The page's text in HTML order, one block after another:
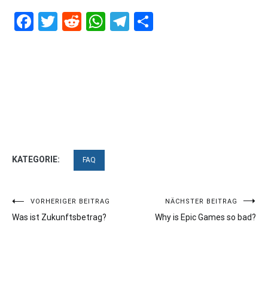
Facebook
Twitter
RedditWhatsApp
Telegram
KATEGORIE: FAQ
Beitragsnavigation
VORHERIGER BEITRAG
Was ist Zukunftsbetrag?
NÄCHSTER BEITRAG
Why is Epic Games so bad?